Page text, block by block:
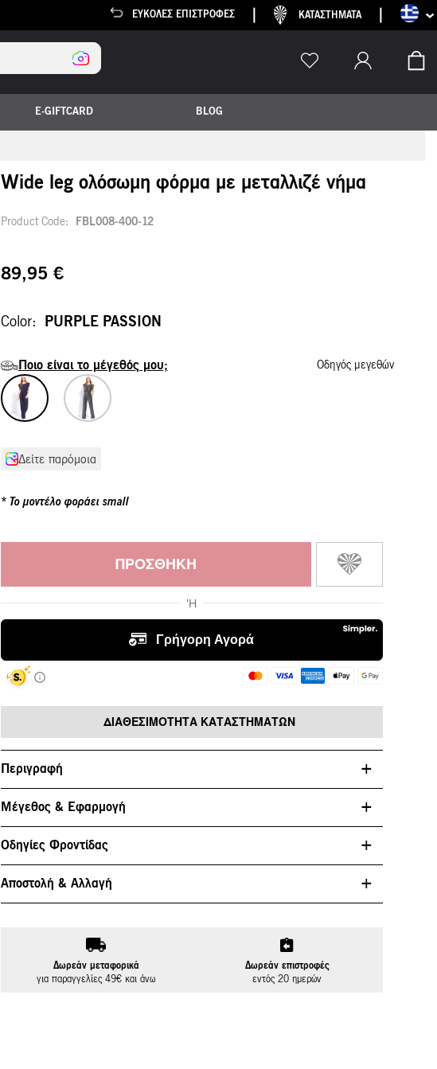
EΎΚΟΛΕΣ ΕΠΙΣΤΡΟΦΈΣ ΚΑΤΑΣΤΗΜΑΤΑ
Γλώσσα
E-GIFTCARD BLOG
Το
Wide leg ολόσωμη φόρμα με μεταλλιζέ νήμα
Product Code FBL008-400-12
89,95 €
Color PURPLE PASSION
Ποιο είναι το μέγεθός μου; Οδηγός μεγεθών
Δείτε παρόμοια
Το μοντέλο φοράει small
ΠΡΟΣΘΉΚΗ
ΔΙΑΘΕΣΙΜΌΤΗΤΑ ΚΑΤΑΣΤΗΜΆΤΩΝ
Περιγραφή
Μέγεθος & Εφαρμογή
Οδηγίες Φροντίδας
Αποστολή & Αλλαγή
Δωρεάν μεταφορικά
για παραγγελίες 49€ και άνω
Δωρεάν επιστροφές
εντός 20 ημερών